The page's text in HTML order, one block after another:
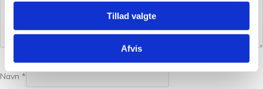
Tillad valgte
Afvis
Navn *